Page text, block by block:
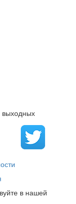
выходных
в нашей